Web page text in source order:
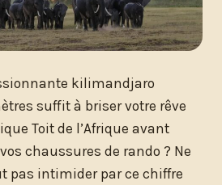
kilimandjaro
suffit à briser votre rêve
Toit de l’Afrique avant
chaussures de rando ? Ne
pas intimider par ce chiffre